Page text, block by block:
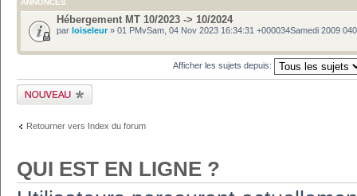
ANNONCES
Hébergement MT 10/2023 -> 10/2024
par loiseleur» 01 PMvSam, 04 Nov 2023 16:34:31 +000034Samedi 2009
Afficher les sujets depuis:
Publier un nouveau
sujet
Retourner vers Index du forum
QUI EST EN LIGNE ?